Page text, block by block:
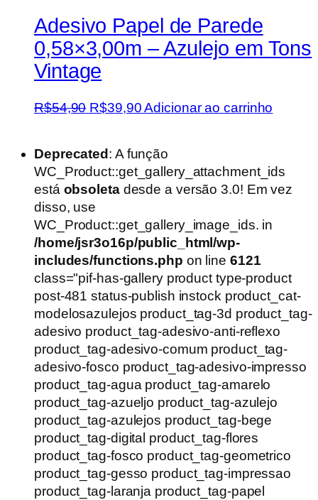
Adesivo Papel de Parede
0,58×3,00m – Azulejo em Tons
Vintage
R$54,90 O
era:
R$54,90.
R$39,90O
é:
R$39,90.
Adicionar ao carrinho
Deprecated : A função
WC_Product::get_gallery_attachment_ids
está obsoletadesde a versão 3.0! Em vez
disso, use
WC_Product::get_gallery_image_ids. in
/home/jsr3o16p/public_html/wp-
includes/functions.php on line 6121
class="pif-has-gallery product type-product
post-481 status-publish instock product_cat-
modelosazulejos product_tag-3d product_tag-
adesivo product_tag-adesivo-anti-reflexo
product_tag-adesivo-comum product_tag-
adesivo-fosco product_tag-adesivo-impresso
product_tag-agua product_tag-amarelo
product_tag-azueljo product_tag-azulejo
product_tag-azulejos product_tag-bege
product_tag-digital product_tag-flores
product_tag-fosco product_tag-geometrico
product_tag-gesso product_tag-impressao
product_tag-laranja product_tag-papel